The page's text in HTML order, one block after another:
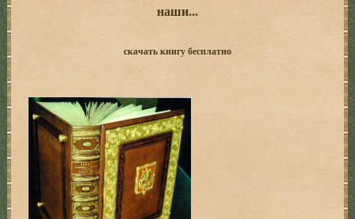
наши...
скачать книгу бесплатно